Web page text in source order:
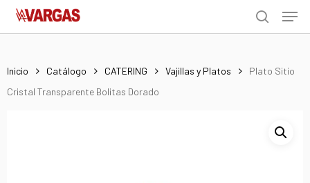
Skip
search
Menu
Inicio Catálogo CATERING Vajillas y Platos
Plato Sitio
Cristal Transparente Bolitas Dorado